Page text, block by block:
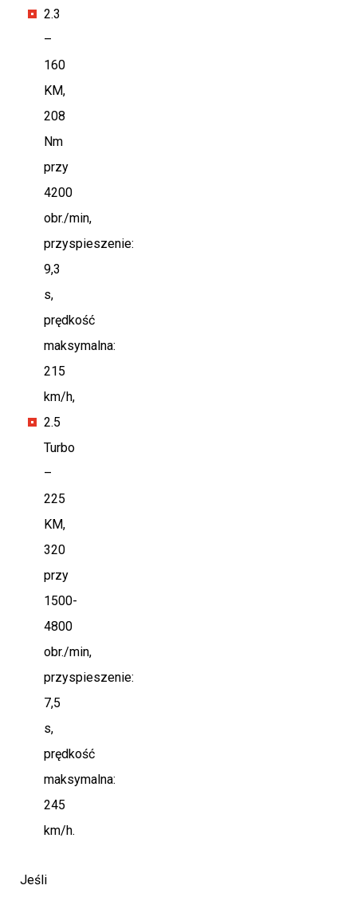
2.3
–
160
KM,
208
Nm
przy
4200
obr./min,
przyspieszenie:
9,3
s,
prędkość
maksymalna:
215
km/h,
2.5
Turbo
–
225
KM,
320
przy
1500-
4800
obr./min,
przyspieszenie:
7,5
s,
prędkość
maksymalna:
245
km/h.
Jeśli